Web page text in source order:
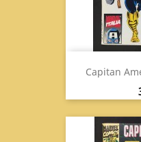
Capitan